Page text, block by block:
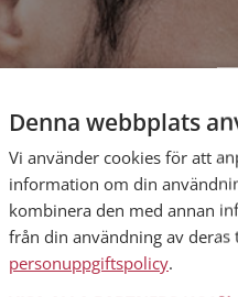
Denna webbplats
Vi använder cookies för att
information om din
kombinera den med annan
från din användning av deras
personuppgiftspolicy.